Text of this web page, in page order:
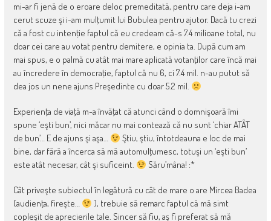
mi-ar fi jenă de o eroare deloc premeditată, pentru care deja i-am
cerut scuze şi i-am mulţumit lui Bubulea pentru ajutor. Dacă tu crezi
că a fost cu intenţie faptul că eu credeam că-s 7.4 milioane total, nu
doar cei care au votat pentru demitere, e opinia ta. După cum am
mai spus, e o palmă cu atât mai mare aplicată votanţilor care încă mai
au încredere în democraţie, faptul că nu 6, ci 7.4 mil. n-au putut să
dea jos un nene ajuns Preşedinte cu doar 5.2 mil.
Experienţa de viaţă m-a învăţat că atunci când o domnişoară îmi
spune ‘eşti bun’, nici măcar nu mai contează că nu sunt ‘chiar ATÂT
de bun’… E de ajuns şi aşa…
Ştiu, ştiu, întotdeauna e loc de mai
bine, dar fără a încerca să mă automulţumesc, totuşi un ‘eşti bun’
este atât necesar, cât şi suficeint.
Săru’mâna! :*
Cât priveşte subiectul în legătură cu cât de mare o are Mircea Badea
(audienţa, fireşte…
), trebuie să remarc faptul că mă simt
copleşit de aprecierile tale. Sincer să fiu, aş fi preferat să mă